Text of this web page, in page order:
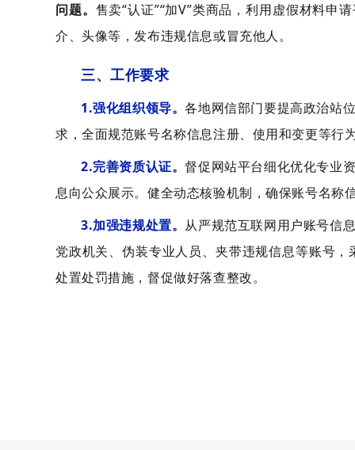
问题。 售卖“认证”“加V”类商品，利用虚假材料申
介、头像等，发布违规信息或冒充他人。
三、工作要求
1.强化组织领导。各地网信部门要提高政治站
求，全面规范账号名称信息注册、使用和变更等行
2.完善资质认证。督促网站平台细化优化专业
息向公众展示。健全动态核验机制，确保账号名称
3.加强违规处置。 从严规范互联网用户账号信
党政机关、伪装专业人员、夹带违规信息等账号
处置处罚措施，督促做好落查整改。